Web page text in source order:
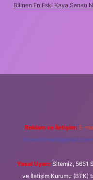
Bilinen En Eski Kaya Sanatı
Reklam ve İletişim: E-
forumhizmeti@gmail.com
Yasal Uyarı: Sitemiz, 5651
ve İletişim Kurumu (BTK)